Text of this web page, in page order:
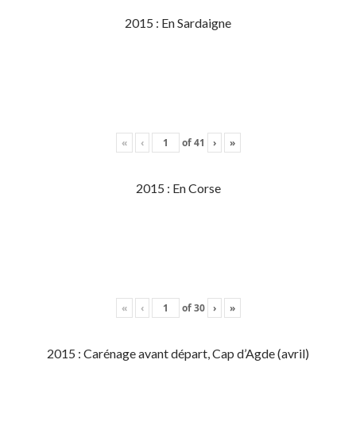
2015 : En Sardaigne
« ‹ of41 › »
2015 : En Corse
« ‹ of30 › »
2015 : Carénage avant départ, Cap d’Agde (avril)